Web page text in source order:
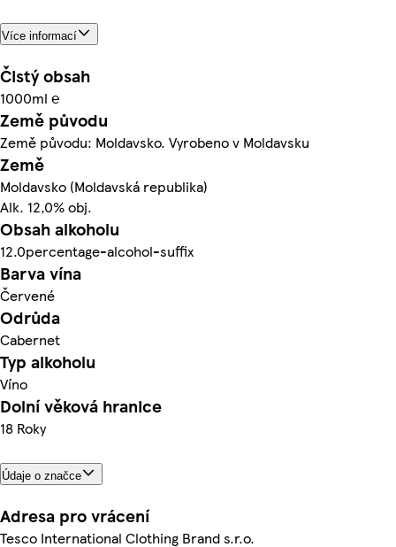
Více informací
Čistý obsah
1000ml ℮
Země původu
Země původu: Moldavsko. Vyrobeno v Moldavsku
Země
Moldavsko (Moldavská republika)
Alk. 12,0% obj.
Obsah alkoholu
12.0percentage-alcohol-suffix
Barva vína
Červené
Odrůda
Cabernet
Typ alkoholu
Víno
Dolní věková hranice
18 Roky
Údaje o značce
Adresa pro vrácení
Tesco International Clothing Brand s.r.o.